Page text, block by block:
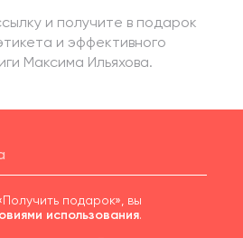
и получите в подарок
и эффективного
Максима Ильяхова.
подарок», вы
использования.